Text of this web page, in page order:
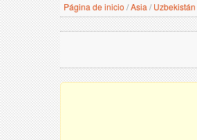
Página de inicio /Asia / Uzbekistán